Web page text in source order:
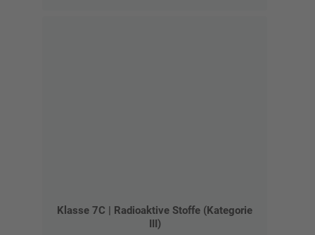
Klasse 7C | Radioaktive Stoffe (Kategorie
III)